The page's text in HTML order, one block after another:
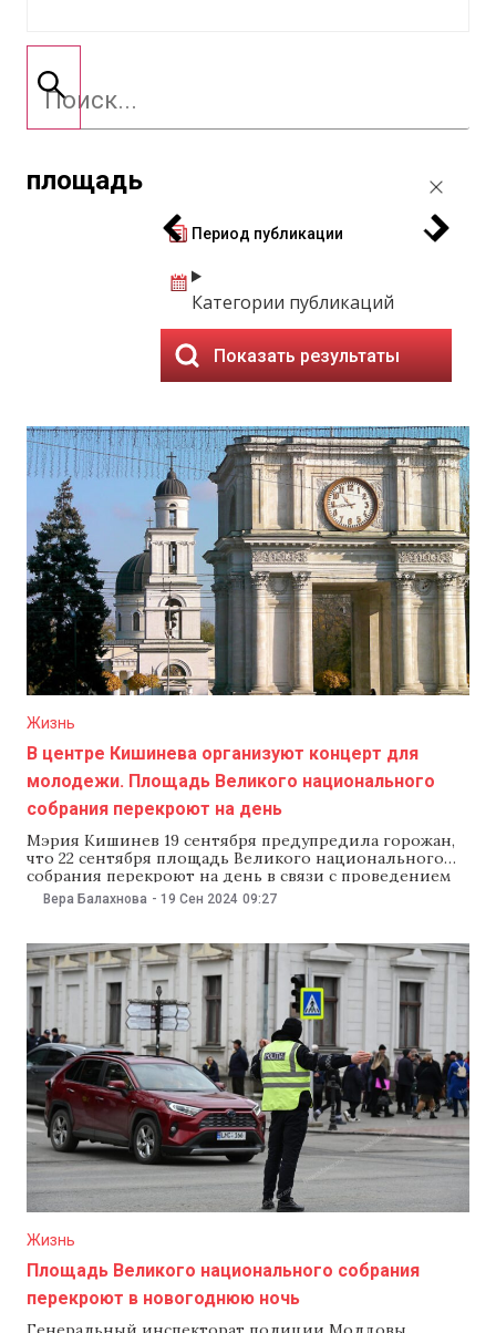
площадь
Период публикации
Категории публикаций
Показать результаты
Жизнь
В центре Кишинева организуют концерт для
молодежи. Площадь Великого национального
собрания перекроют на день
Мэрия Кишинев 19 сентября предупредила горожан,
что 22 сентября площадь Великого национального
собрания перекроют на день в связи с проведением
концерта для молодежи Chișinău Youth Fest.
Движение приостановят на отрезке проспекта
улицы Пушкина. В мэрии уточнили, что центральную
площадь перекроют с 11:00 22
Вера Балахнова - 19 Сен 2024 09:27
Жизнь
Площадь Великого национального собрания
перекроют в новогоднюю ночь